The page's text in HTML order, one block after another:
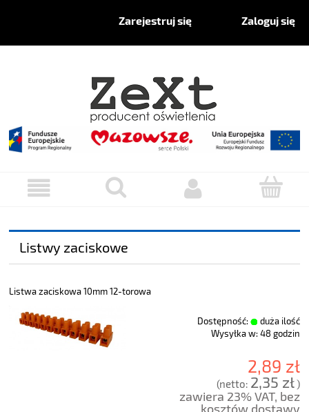
Zarejestruj się Zaloguj się
Listwy zaciskowe
Listwa zaciskowa 10mm 12-torowa
Dostępność:
duża ilość
Wysyłka w: 48 godzin
2,89 zł
(netto: 2,35 zł)
zawiera 23% VAT, bez
kosztów dostawy